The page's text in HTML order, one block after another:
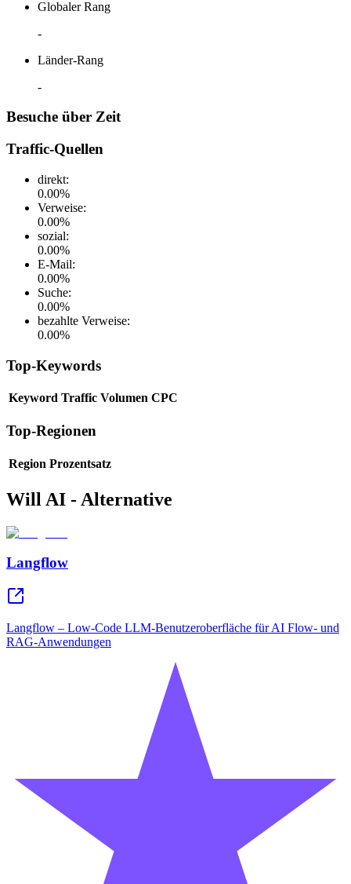
Globaler Rang
-
Länder-Rang
-
Besuche über Zeit
Traffic-Quellen
direkt:
0.00%
Verweise:
0.00%
sozial:
0.00%
E-Mail:
0.00%
Suche:
0.00%
bezahlte Verweise:
0.00%
Top-Keywords
Keyword Traffic Volumen CPC
Top-Regionen
Region Prozentsatz
Will AI - Alternative
Langflow
Langflow – Low-Code LLM-Benutzeroberfläche für AI Flow- und
RAG-Anwendungen